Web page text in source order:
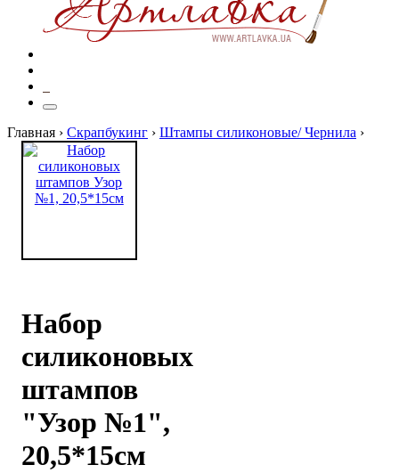
Главная › Скрапбукинг › Штампы силиконовые/ Чернила ›
Набор
силиконовых
штампов
"Узор №1",
20,5*15см